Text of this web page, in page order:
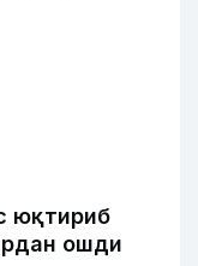
юқтириб
ошди